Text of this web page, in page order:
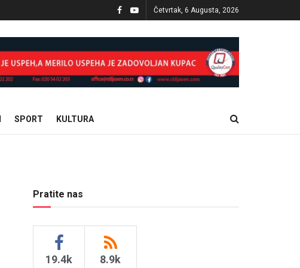
Četvrtak, 6 Augusta, 2026
SPORT KULTURA
Pratite nas
19.4k 8.9k